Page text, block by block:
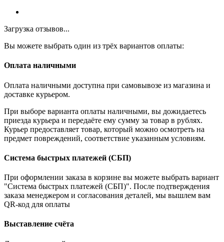
Загрузка отзывов...
Вы можете выбрать один из трёх вариантов оплаты:
Оплата наличными
Оплата наличными доступна при самовывозе из магазина и
доставке курьером.
При выборе варианта оплаты наличными, вы дожидаетесь
приезда курьера и передаёте ему сумму за товар в рублях.
Курьер предоставляет товар, который можно осмотреть на
предмет повреждений, соответствие указанным условиям.
Система быстрых платежей (СБП)
При оформлении заказа в корзине вы можете выбрать вариант
"Система быстрых платежей (СБП)". После подтверждения
заказа менеджером и согласования деталей, мы вышлем вам
QR-код для оплаты
Выставление счёта